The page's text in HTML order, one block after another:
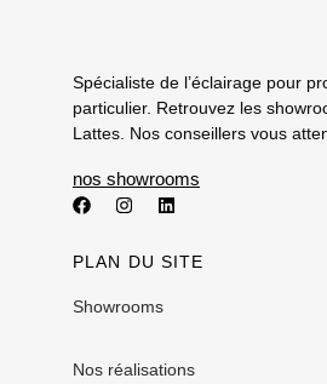
Spécialiste de l’éclairage pour
particulier. Retrouvez les
Lattes. Nos conseillers vous
nos showrooms
PLAN DU SITE
Showrooms
Nos réalisations